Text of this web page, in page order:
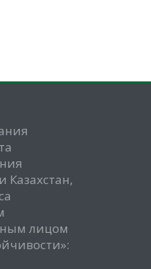
Казахстан,
лицом